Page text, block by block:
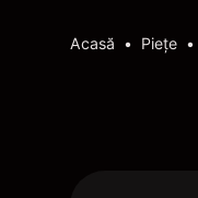
Acasă Pieţe